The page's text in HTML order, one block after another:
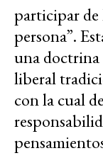
participar de
persona”.
una doctrina
liberal
con la cual